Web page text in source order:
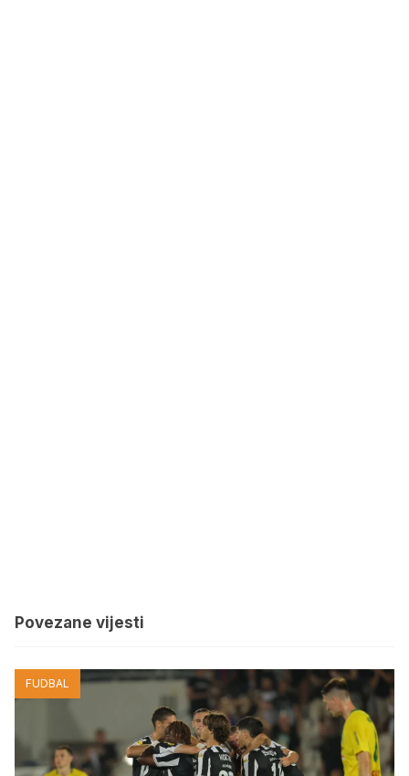
Povezane vijesti
FUDBAL